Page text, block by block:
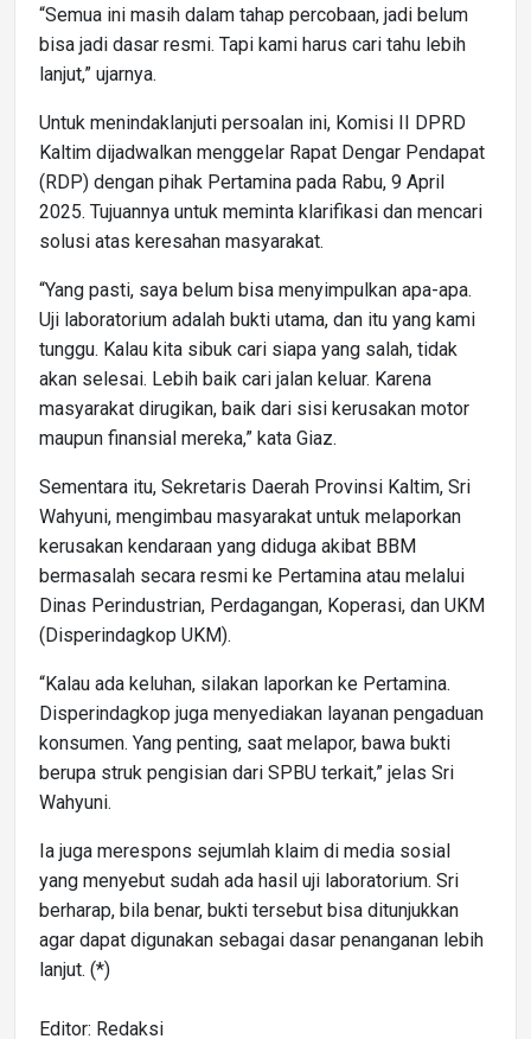
“Semua ini masih dalam tahap percobaan, jadi belum
bisa jadi dasar resmi. Tapi kami harus cari tahu lebih
lanjut,” ujarnya.
Untuk menindaklanjuti persoalan ini, Komisi II DPRD
Kaltim dijadwalkan menggelar Rapat Dengar Pendapat
(RDP) dengan pihak Pertamina pada Rabu, 9 April
2025. Tujuannya untuk meminta klarifikasi dan mencari
solusi atas keresahan masyarakat.
“Yang pasti, saya belum bisa menyimpulkan apa-apa.
Uji laboratorium adalah bukti utama, dan itu yang kami
tunggu. Kalau kita sibuk cari siapa yang salah, tidak
akan selesai. Lebih baik cari jalan keluar. Karena
masyarakat dirugikan, baik dari sisi kerusakan motor
maupun finansial mereka,” kata Giaz.
Sementara itu, Sekretaris Daerah Provinsi Kaltim, Sri
Wahyuni, mengimbau masyarakat untuk melaporkan
kerusakan kendaraan yang diduga akibat BBM
bermasalah secara resmi ke Pertamina atau melalui
Dinas Perindustrian, Perdagangan, Koperasi, dan UKM
(Disperindagkop UKM).
“Kalau ada keluhan, silakan laporkan ke Pertamina.
Disperindagkop juga menyediakan layanan pengaduan
konsumen. Yang penting, saat melapor, bawa bukti
berupa struk pengisian dari SPBU terkait,” jelas Sri
Wahyuni.
Ia juga merespons sejumlah klaim di media sosial
yang menyebut sudah ada hasil uji laboratorium. Sri
berharap, bila benar, bukti tersebut bisa ditunjukkan
agar dapat digunakan sebagai dasar penanganan lebih
lanjut. (*)
Editor: Redaksi